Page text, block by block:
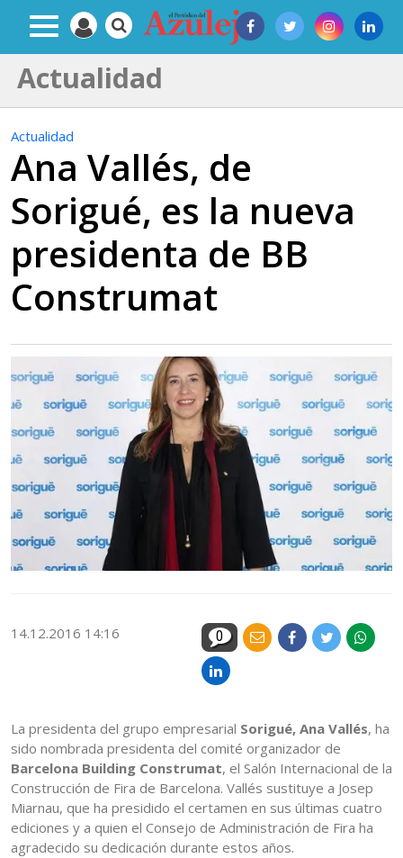
Actualidad
Actualidad
Ana Vallés, de
Sorigué, es la nueva
presidenta de BB
Construmat
14.12.2016 14:16 0
La presidenta del grupo empresarial Sorigué, Ana Vallés, ha
sido nombrada presidenta del comité organizador de
Barcelona Building Construmat, el Salón Internacional de la
Construcción de Fira de Barcelona. Vallés sustituye a Josep
Miarnau, que ha presidido el certamen en sus últimas cuatro
ediciones y a quien el Consejo de Administración de Fira ha
agradecido su dedicación durante estos años.